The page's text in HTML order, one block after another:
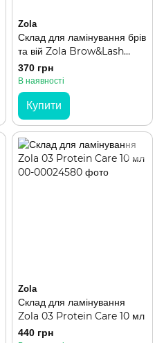
Zola
Склад для ламінування брів
та вій Zola Brow&Lash
Lamination System 02
Volume Fixer 10 мл
370 грн
В наявності
Купити
Zola
Склад для ламінування
Zola 03 Protein Care 10 мл
440 грн